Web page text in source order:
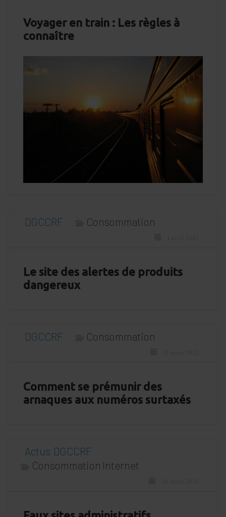
Voyager en train : Les règles à
connaître
DGCCRF Consommation
Le site des alertes de produits
dangereux
DGCCRF Consommation
Comment se prémunir des
arnaques aux numéros surtaxés
Actus DGCCRF
Consommation Internet